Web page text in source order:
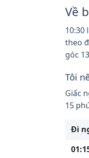
Về
10:30
theo
góc
Tôi
Giấc
15
Đi